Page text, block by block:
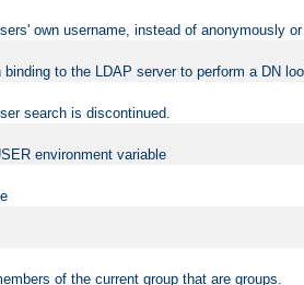
own username, instead of anonymously
to the LDAP server to perform a DN
search is discontinued.
environment variable
of the current group that are groups.